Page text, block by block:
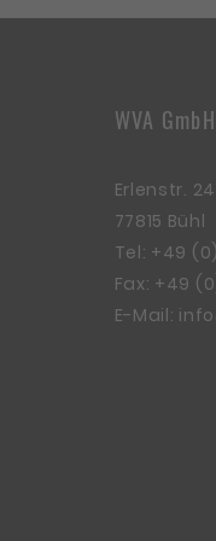
WVA GmbH
Erlenstr. 24
77815 Bühl
Tel: +49
Fax: +49
E-Mail: